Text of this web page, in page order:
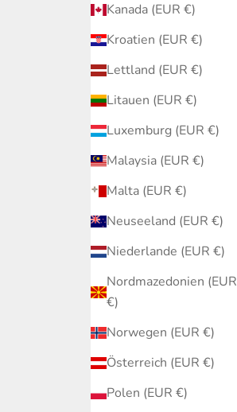
Kanada (EUR €)
Kroatien (EUR €)
Lettland (EUR €)
Litauen (EUR €)
Luxemburg (EUR €)
Malaysia (EUR €)
Malta (EUR €)
Neuseeland (EUR €)
Niederlande (EUR €)
Nordmazedonien (EUR
€)
Norwegen (EUR €)
Österreich (EUR €)
Polen (EUR €)